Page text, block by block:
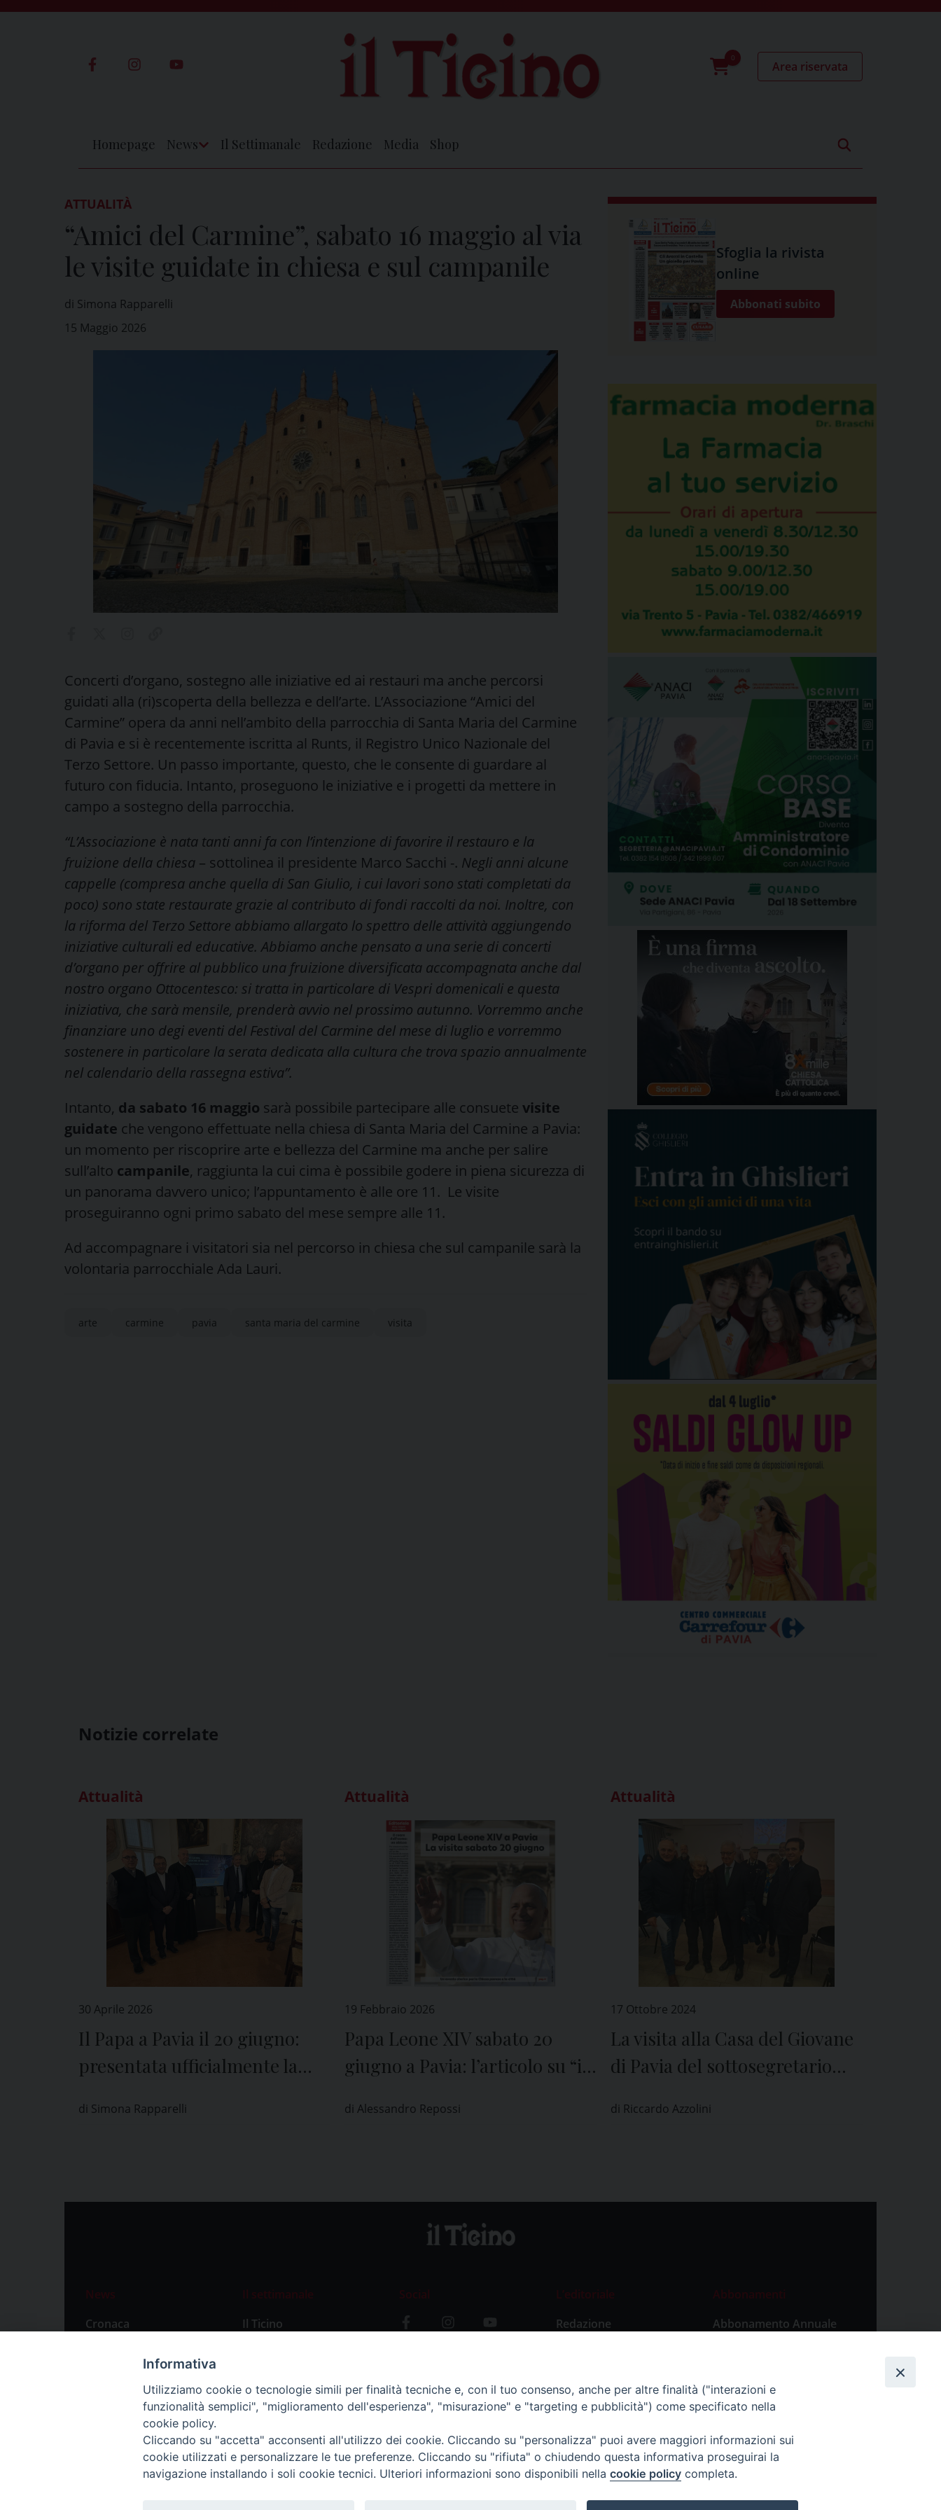
0
Area riservata
Homepage News Il Settimanale Redazione Media Shop
ATTUALITÀ
“Amici del Carmine”, sabato 16 maggio al via
le visite guidate in chiesa e sul campanile
di Simona Rapparelli
15 Maggio 2026
Concerti d’organo, sostegno alle iniziative ed ai restauri ma anche percorsi
guidati alla (ri)scoperta della bellezza e dell’arte. L’Associazione “Amici del
Carmine” opera da anni nell’ambito della parrocchia di Santa Maria del Carmine
di Pavia e si è recentemente iscritta al Runts, il Registro Unico Nazionale del
Terzo Settore. Un passo importante, questo, che le consente di guardare al
futuro con fiducia. Intanto, proseguono le iniziative e i progetti da mettere in
campo a sostegno della parrocchia.
“L’Associazione è nata tanti anni fa con l’intenzione di favorire il restauro e la
fruizione della chiesa – sottolinea il presidente Marco Sacchi -. Negli anni alcune
cappelle (compresa anche quella di San Giulio, i cui lavori sono stati completati da
poco) sono state restaurate grazie al contributo di fondi raccolti da noi. Inoltre, con
la riforma del Terzo Settore abbiamo allargato lo spettro delle attività aggiungendo
iniziative culturali ed educative. Abbiamo anche pensato a una serie di concerti
d’organo per offrire al pubblico una fruizione diversificata accompagnata anche dal
nostro organo Ottocentesco: si tratta in particolare di Vespri domenicali e questa
iniziativa, che sarà mensile, prenderà avvio nel prossimo autunno. Vorremmo anche
finanziare uno degi eventi del Festival del Carmine del mese di luglio e vorremmo
sostenere in particolare la serata dedicata alla cultura che trova spazio annualmente
nel calendario della rassegna estiva”.
Intanto, da sabato 16 maggio sarà possibile partecipare alle consuete visite
guidate che vengono effettuate nella chiesa di Santa Maria del Carmine a Pavia:
un momento per riscoprire arte e bellezza del Carmine ma anche per salire
sull’alto campanile, raggiunta la cui cima è possibile godere in piena sicurezza di
un panorama davvero unico; l’appuntamento è alle ore 11. Le visite
proseguiranno ogni primo sabato del mese sempre alle 11.
Ad accompagnare i visitatori sia nel percorso in chiesa che sul campanile sarà la
volontaria parrocchiale Ada Lauri.
arte carmine pavia santa maria del carmine visita
Sfoglia la rivista
online
Abbonati subito
Notizie correlate
Attualità
30 Aprile 2026
Il Papa a Pavia il 20 giugno:
presentata ufficialmente la
di Simona Rapparelli
Attualità
19 Febbraio 2026
Papa Leone XIV sabato 20
giugno a Pavia: l’articolo su “il
di Alessandro Repossi
Attualità
17 Ottobre 2024
La visita alla Casa del Giovane
di Pavia del sottosegretario
di Riccardo Azzolini
News
Cronaca
Primo Piano
Il settimanale
Il Ticino
Social
L’editoriale
Redazione
Abbonamenti
Abbonamento Annuale
Abbonamento Singola
Informativa
Utilizziamo cookie o tecnologie simili per finalità tecniche e, con il tuo consenso, anche per altre finalità ("interazioni e
funzionalità semplici", "miglioramento dell'esperienza", "misurazione" e "targeting e pubblicità") come specificato nella
cookie policy.
Cliccando su "accetta" acconsenti all'utilizzo dei cookie. Cliccando su "personalizza" puoi avere maggiori informazioni sui
cookie utilizzati e personalizzare le tue preferenze. Cliccando su "rifiuta" o chiudendo questa informativa proseguirai la
navigazione installando i soli cookie tecnici. Ulteriori informazioni sono disponibili nella cookie policy completa.